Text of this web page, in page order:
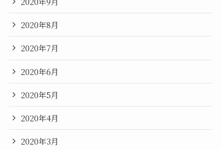
2020年8月
2020年7月
2020年6月
2020年5月
2020年4月
2020年3月